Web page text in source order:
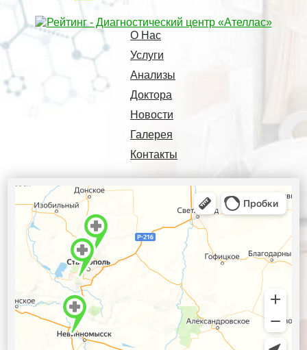
О Нас
Услуги
Анализы
Доктора
Новости
Галерея
Контакты